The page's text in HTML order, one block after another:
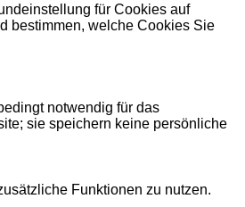
für Cookies auf
bestimmen, welche Cookies Sie
notwendig für das
sie speichern keine persönliche
Funktionen zu nutzen.